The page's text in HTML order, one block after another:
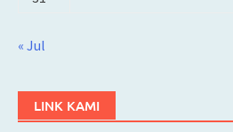
« Jul
LINK KAMI